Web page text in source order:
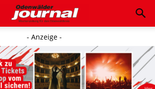
- Anzeige -